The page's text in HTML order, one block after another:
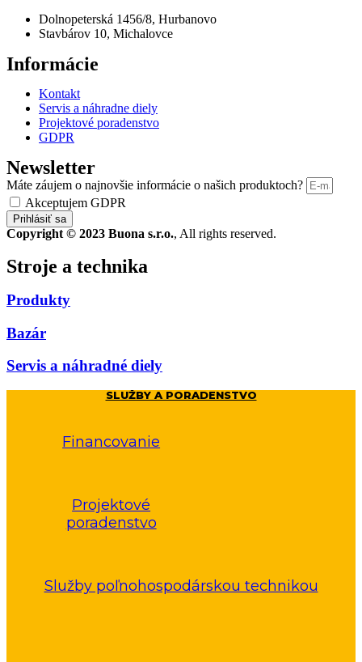
Dolnopeterská 1456/8, Hurbanovo
Stavbárov 10, Michalovce
Informácie
Kontakt
Servis a náhradne diely
Projektové poradenstvo
GDPR
Newsletter
Máte záujem o najnovšie informácie o našich produktoch?
Akceptujem GDPR
Prihlásiť sa
Copyright © 2023 Buona s.r.o., All rights reserved.
Stroje a technika
Produkty
Bazár
Servis a náhradné diely
SLUŽBY A PORADENSTVO
Financovanie
Projektové
poradenstvo
Služby poľnohospodárskou technikou